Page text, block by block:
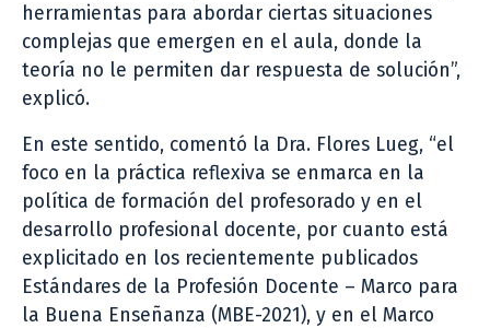
herramientas para abordar ciertas situaciones
complejas que emergen en el aula, donde la
teoría no le permiten dar respuesta de solución”,
explicó.
En este sentido, comentó la Dra. Flores Lueg, “el
foco en la práctica reflexiva se enmarca en la
política de formación del profesorado y en el
desarrollo profesional docente, por cuanto está
explicitado en los recientemente publicados
Estándares de la Profesión Docente – Marco para
la Buena Enseñanza (MBE-2021), y en el Marco